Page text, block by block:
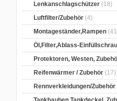
Lenkanschlagschützer (18)
Luftfilter/Zubehör (4)
Montageständer,Rampen
Öl,Filter,Ablass-
Protektoren, Westen,
Reifenwärmer / Zubehör (17)
Rennverkleidungen/Zubehör